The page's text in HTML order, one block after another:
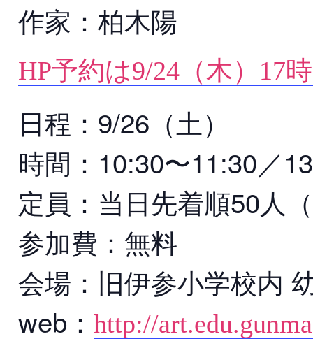
作家：柏木陽
HP予約は9/24（木）17
日程：9/26（土）
時間：10:30〜11:30／
定員：当日先着順50人
参加費：無料
会場：旧伊参小学校内
web： http://